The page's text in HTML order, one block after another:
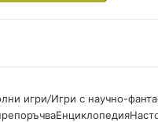
игри/Игри с научно-
Енциклопедия